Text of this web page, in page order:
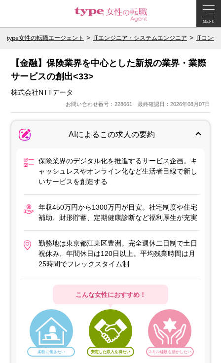
MENU
type女性の転職エージェント ITエンジニア・システムエンジニア ITコン
【金融】保険業界を中心とした新規の業界・業際
サービスの創出<33>
株式会社NTTデータ
お問い合わせ番号：228661 最終確認日：2026年08月07日
AIによるこの求人の要約
保険業界のデジタル化を推進するサービス企画。キ
ャッシュレスやオンライン化など生活者目線で新し
いサービスを創造する
年収450万円から1300万円が目安。社宅制度や住宅
補助、財形貯蓄、定期健康診断など福利厚生が充実
勤務地は東京都江東区豊洲。完全週休二日制で土日
祝休み、年間休日は120日以上。平均残業時間は月
25時間でフレックスタイム制
こんな女性におすすめ！
柔軟に働きたい 安定した収入を得たい スキル経験を活かしたい